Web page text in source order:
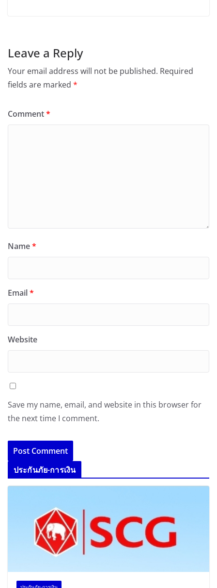
Leave a Reply
Your email address will not be published. Required
fields are marked *
Comment*
Name*
Email*
Website
Save my name, email, and website in this browser for
the next time I comment.
ประกันภัย-การเงิน